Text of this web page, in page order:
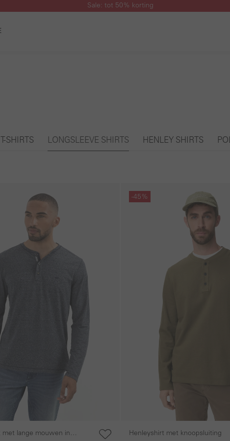
Sale: tot 50% korting
SHIRTS LONGSLEEVE SHIRTS HENLEY SHIRTS
met lange mouwen in
-45%
Henleyshirt met knoopsluiting